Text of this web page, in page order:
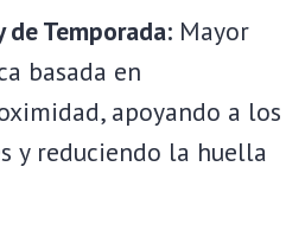
de Temporada: Mayor
basada en
apoyando a los
y reduciendo la huella